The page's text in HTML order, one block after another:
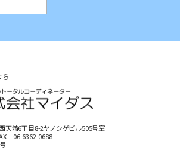
天満6丁目8-2ヤノシゲビル505号室
06-6362-0688